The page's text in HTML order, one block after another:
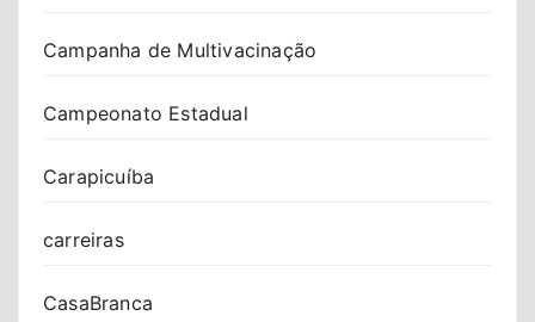
Campanha de Multivacinação
Campeonato Estadual
Carapicuíba
carreiras
CasaBranca